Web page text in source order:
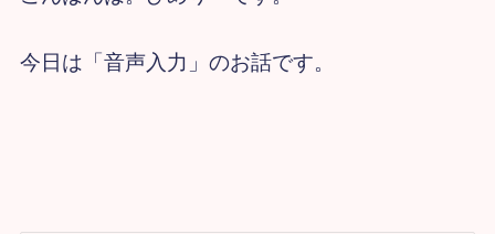
今日は「音声入力」のお話です。